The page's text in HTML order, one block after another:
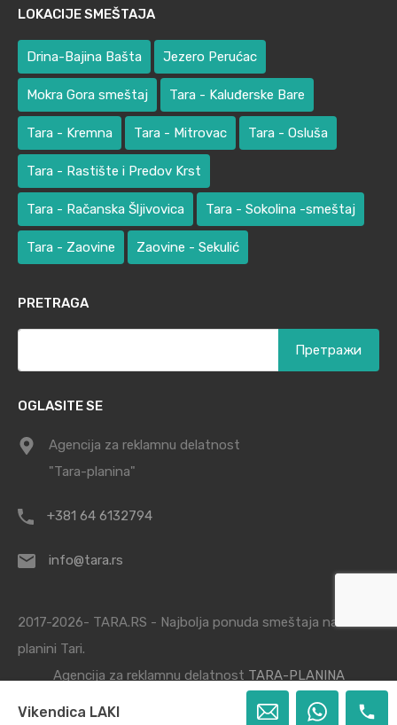
LOKACIJE SMEŠTAJA
Drina-Bajina Bašta Jezero Perućac
Mokra Gora smeštaj Tara - Kaluđerske Bare
Tara - Kremna Tara - Mitrovac Tara - Osluša
Tara - Rastište i Predov Krst
Tara - Račanska Šljivovica Tara - Sokolina -smeštaj
Tara - Zaovine Zaovine - Sekulić
PRETRAGA
OGLASITE SE
Agencija za reklamnu delatnost
"Tara-planina"
+381 64 6132794
info@tara.rs
2017-2026- TARA.RS - Najbolja ponuda smeštaja na
planini Tari.
Agencija za reklamnu delatnost TARA-PLANINA
Vikendica LAKI